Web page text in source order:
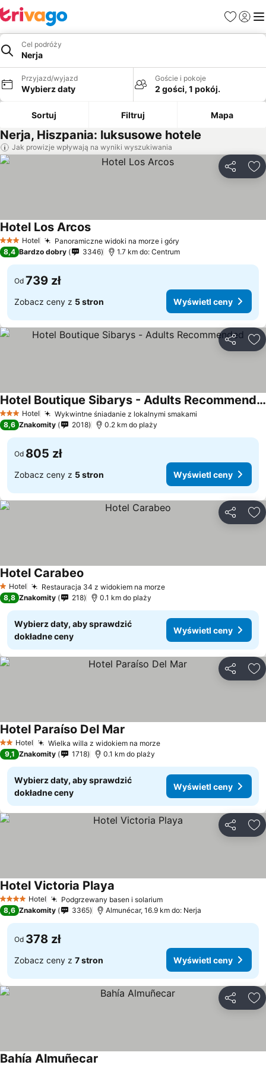
Ulubione
Cel podróży
Nerja
Przyjazd/wyjazd
Wybierz daty
Goście i pokoje
2 gości, 1 pokój.
Sortuj Filtruj Mapa
Nerja, Hiszpania: luksusowe hotele
Jak prowizje wpływają na wyniki wyszukiwania
3 Kategoria
Hotel Panoramiczne widoki na morze i góry
Hotel Los ArcosWyświetl ceny
8,4 Bardzo dobry 3346 1.7 km do: Centrum
Od 739 zł
Zobacz ceny z 5 stron Wyświetl ceny
3 Kategoria
Hotel Wykwintne śniadanie z lokalnymi smakami
Hotel Boutique Sibarys - Adults Recommended
Wyświetl ceny
8,6 Znakomity 2018 0.2 km do plaży
Od 805 zł
Zobacz ceny z 5 stron Wyświetl ceny
1 Kategoria
Hotel Restauracja 34 z widokiem na morzeWyświetl ceny
Hotel Carabeo
8,8 Znakomity 218 0.1 km do plaży
Wybierz daty, aby sprawdzić
dokładne ceny
Wyświetl ceny
2 Kategoria
Hotel Wielka willa z widokiem na morzeWyświetl ceny
Hotel Paraíso Del Mar
9,1 Znakomity 1718 0.1 km do plaży
Wybierz daty, aby sprawdzić
dokładne ceny
Wyświetl ceny
4 KategoriaHotel Podgrzewany basen i solariumWyświetl ceny
Hotel Victoria Playa
8,6 Znakomity 3365 Almunécar, 16.9 km do: Nerja
Od 378 zł
Zobacz ceny z 7 stron Wyświetl ceny
Bahía Almuñecar